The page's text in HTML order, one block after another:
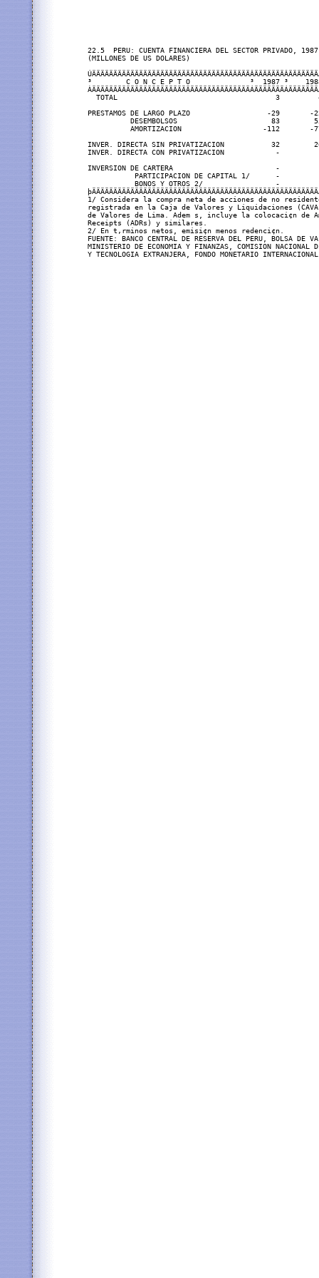
22.5  PERU: CUENTA FINANCIERA DEL SECTOR PRIVADO,
(MILLONES DE US DOLARES)
³        C O N C E P T O              ³  1987 ³
TOTAL                                     3
PRESTAMOS DE LARGO PLAZO
DESEMBOLSOS                      83
AMORTIZACION                   -112
INVER. DIRECTA SIN PRIVATIZACION
INVER. DIRECTA CON PRIVATIZACION
INVERSION DE CARTERA
PARTICIPACION DE CAPITAL 1/      -
BONOS Y OTROS 2/                 -
1/ Considera la compra neta de acciones de no
registrada en la Caja de Valores y Liquidaciones
de Valores de Lima. Adem s, incluye la colocaci¢n de
Receipts (ADRs) y similares.
2/ En t‚rminos netos, emisi¢n menos redenci¢n.
FUENTE: BANCO CENTRAL DE RESERVA DEL PERU, BOLSA DE
MINISTERIO DE ECONOMIA Y FINANZAS, COMISION NACIONAL
Y TECNOLOGIA EXTRANJERA, FONDO MONETARIO INTERNACIONAL